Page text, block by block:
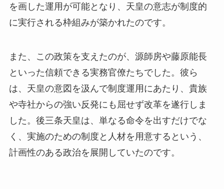
を画した運用が可能となり、天皇の意志が制度的
に実行される枠組みが築かれたのです。
また、この政策を支えたのが、源師房や藤原能長
といった信頼できる実務官僚たちでした。彼ら
は、天皇の意図を汲んで制度運用にあたり、貴族
や寺社からの強い反発にも屈せず改革を遂行しま
した。後三条天皇は、単なる命令を出すだけでな
く、実施のための制度と人材を用意するという、
計画性のある政治を展開していたのです。